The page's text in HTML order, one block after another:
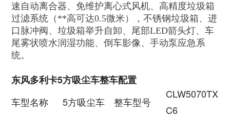
速自动离合器、免维护离心式风机、高精度垃圾箱
过滤系统（**高可达0.5微米），不锈钢垃圾箱、进
口脉冲阀、垃圾箱举升自卸、尾部LED箭头灯、车
尾雾状喷水润湿功能、倒车影像、手动泵应急系
统。
东风多利卡5方吸尘车整车配置
车型名称
5方吸尘车 整车型号
CLW5070TX
C6